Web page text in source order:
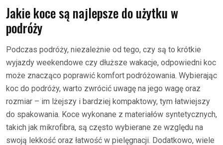
Jakie koce są najlepsze do użytku w
podróży
Podczas podróży, niezależnie od tego, czy są to krótkie
wyjazdy weekendowe czy dłuższe wakacje, odpowiedni koc
może znacząco poprawić komfort podróżowania. Wybierając
koc do podróży, warto zwrócić uwagę na jego wagę oraz
rozmiar – im lżejszy i bardziej kompaktowy, tym łatwiejszy
do spakowania. Koce wykonane z materiałów syntetycznych,
takich jak mikrofibra, są często wybierane ze względu na
swoją lekkość oraz łatwość w pielęgnacji. Dodatkowo, wiele